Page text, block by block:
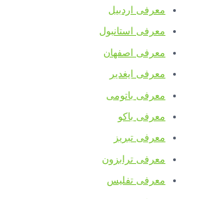
معرفی اردبیل
معرفی استانبول
معرفی اصفهان
معرفی ایغدیر
معرفی باتومی
معرفی باکو
معرفی تبریز
معرفی ترابزون
معرفی تفلیس